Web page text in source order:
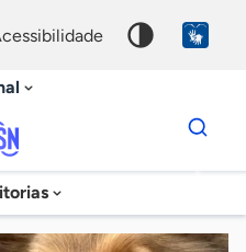
acessibilidade
Dados
para
chave